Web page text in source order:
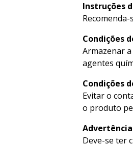
Instruções
Condições
Armazenar
agentes
Condições
Evitar o
o produto
Deve-se ter